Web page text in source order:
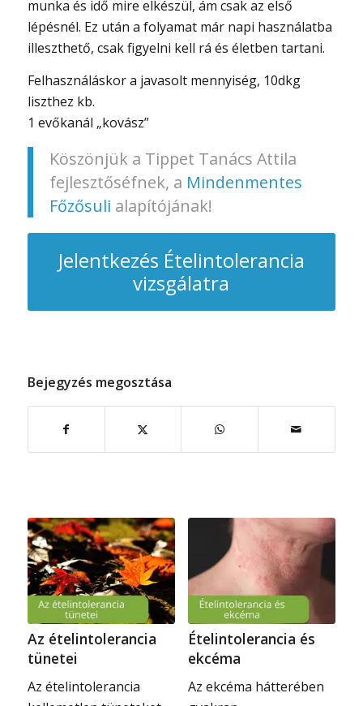
munka és idő mire elkészül, ám csak az első
lépésnél. Ez után a folyamat már napi használatba
illeszthető, csak figyelni kell rá és életben tartani.
Felhasználáskor a javasolt mennyiség, 10dkg
liszthez kb.
1 evőkanál „kovász”
Köszönjük a Tippet Tanács Attila
fejlesztőséfnek, a Mindenmentes
Főzősuli alapítójának!
Jelentkezés Ételintolerancia
vizsgálatra
Bejegyzés megosztása
Az ételintolerancia
tünetei
Az ételintolerancia
Ételintolerancia és
ekcéma
Az ekcéma hátterében